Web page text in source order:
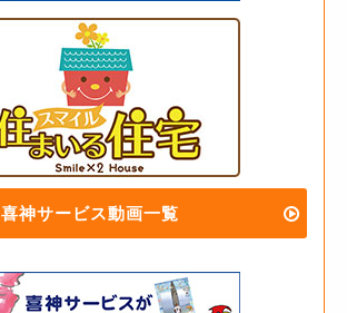
喜神サービス動画一覧